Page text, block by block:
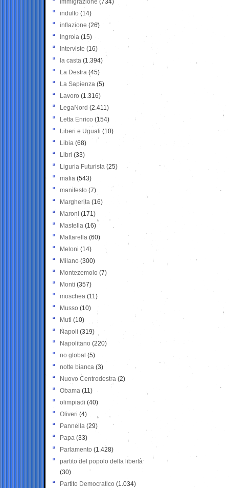
Immigrazione (734)
indulto (14)
inflazione (26)
Ingroia (15)
Interviste (16)
la casta (1.394)
La Destra (45)
La Sapienza (5)
Lavoro (1.316)
LegaNord (2.411)
Letta Enrico (154)
Liberi e Uguali (10)
Libia (68)
Libri (33)
Liguria Futurista (25)
mafia (543)
manifesto (7)
Margherita (16)
Maroni (171)
Mastella (16)
Mattarella (60)
Meloni (14)
Milano (300)
Montezemolo (7)
Monti (357)
moschea (11)
Musso (10)
Muti (10)
Napoli (319)
Napolitano (220)
no global (5)
notte bianca (3)
Nuovo Centrodestra (2)
Obama (11)
olimpiadi (40)
Oliveri (4)
Pannella (29)
Papa (33)
Parlamento (1.428)
partito del popolo della libertà
(30)
Partito Democratico (1.034)